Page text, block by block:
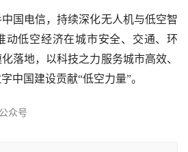
国电信，持续深化无人机与低空智
动低空经济在城市安全、交通、环
落地，以科技之力服务城市高效、
中国建设贡献“低空力量”。
众号